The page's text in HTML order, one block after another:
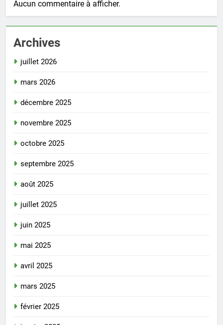
Aucun commentaire à afficher.
Archives
juillet 2026
mars 2026
décembre 2025
novembre 2025
octobre 2025
septembre 2025
août 2025
juillet 2025
juin 2025
mai 2025
avril 2025
mars 2025
février 2025